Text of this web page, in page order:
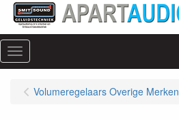
Menu
Volumeregelaars Overige Merken